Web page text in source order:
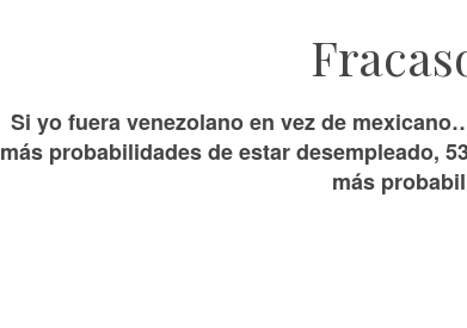
Si yo fuera venezolano en vez de
más probabilidades de estar desempleado,
más